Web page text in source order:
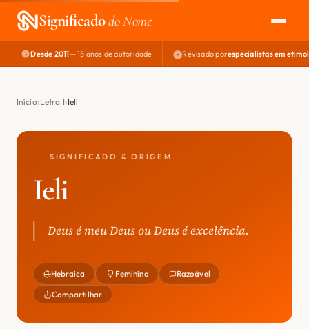
Significadodo Nome
EXPLORAR
NOME PERFEITO
Desde 2011— 15 anos de autoridade Revisado porespecialistas em
Início Letra I Ieli
SIGNIFICADO & ORIGEM
Ieli
Deus é meu Deus ou Deus é excelência.
Hebraica Feminino Razoável
Compartilhar